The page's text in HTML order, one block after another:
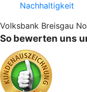
Nachhaltigkeit
Volksbank Breisgau
So bewerten uns